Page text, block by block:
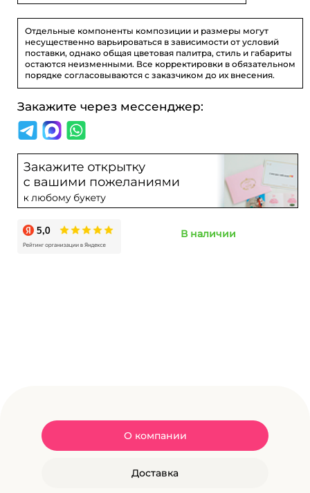
Отдельные компоненты композиции и размеры могут
несущественно варьироваться в зависимости от условий
поставки, однако общая цветовая палитра, стиль и габариты
остаются неизменными. Все корректировки в обязательном
порядке согласовываются с заказчиком до их внесения.
Закажите через мессенджер:
В наличии
О компании
Доставка